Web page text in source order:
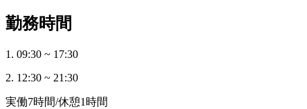
勤務時間
1. 09:30 ~ 17:30
2. 12:30 ~ 21:30
実働7時間/休憩1時間